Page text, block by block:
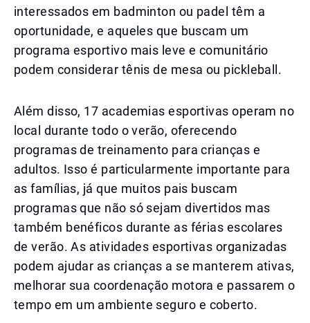
interessados em badminton ou padel têm a
oportunidade, e aqueles que buscam um
programa esportivo mais leve e comunitário
podem considerar tênis de mesa ou pickleball.
Além disso, 17 academias esportivas operam no
local durante todo o verão, oferecendo
programas de treinamento para crianças e
adultos. Isso é particularmente importante para
as famílias, já que muitos pais buscam
programas que não só sejam divertidos mas
também benéficos durante as férias escolares
de verão. As atividades esportivas organizadas
podem ajudar as crianças a se manterem ativas,
melhorar sua coordenação motora e passarem o
tempo em um ambiente seguro e coberto.